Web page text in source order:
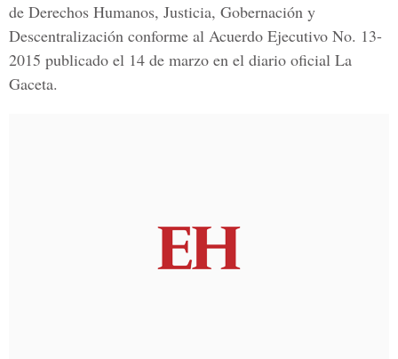
de Derechos Humanos, Justicia, Gobernación y
Descentralización conforme al Acuerdo Ejecutivo No. 13-
2015 publicado el 14 de marzo en el diario oficial La
Gaceta.